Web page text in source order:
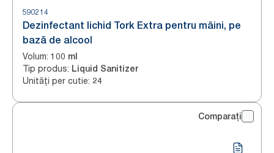
590214
Dezinfectant lichid Tork Extra pentru mâini, pe
bază de alcool
Volum: 100 ml
Tip produs: Liquid Sanitizer
Unități per cutie: 24
Comparați